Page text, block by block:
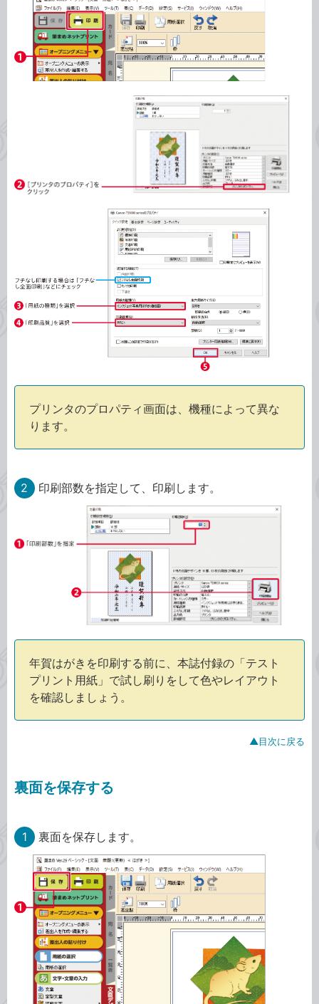
プリンタのプロパティ画面は、機種によって異な
ります。
2 印刷部数を指定して、印刷します。
年賀はがきを印刷する前に、本誌付録の「テスト
プリント用紙」で試し刷りをして色やレイアウト
を確認しましょう。
▲目次に戻る
裏面を保存する
1 裏面を保存します。